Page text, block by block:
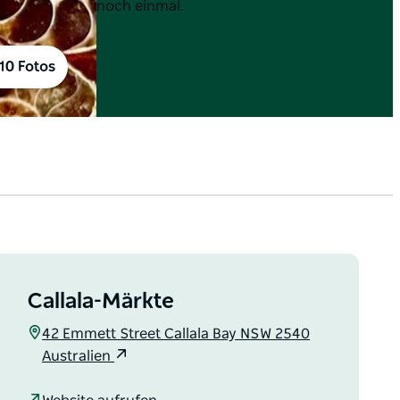
10 Fotos
noch einmal.
Callala-Märkte
42 Emmett Street Callala Bay NSW 2540
Australien